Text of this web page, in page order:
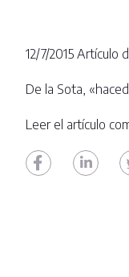
12/7/2015 Artículo
De la Sota,
Leer el artículo